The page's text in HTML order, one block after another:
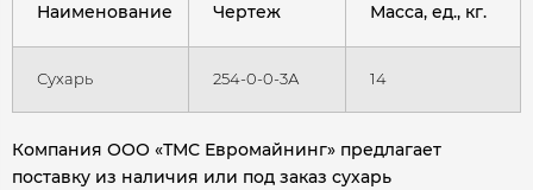
Наименование Чертеж Масса, ед., кг.
Сухарь 254-0-0-3А 14
Компания ООО «ТМС Евромайнинг» предлагает
поставку из наличия или под заказ сухарь